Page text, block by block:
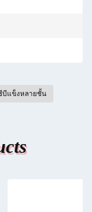
บีแข็งหลายชั้น